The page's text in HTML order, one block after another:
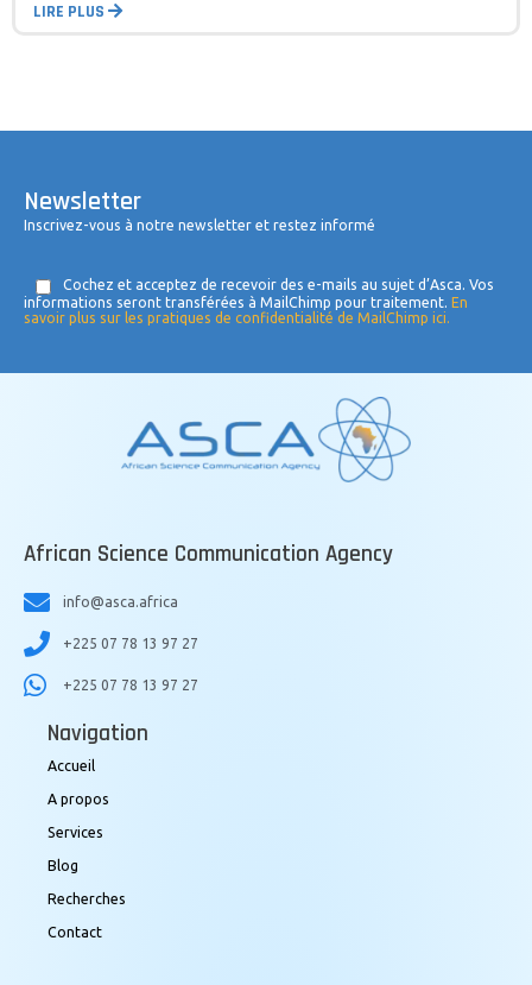
LIRE PLUS
Newsletter
Inscrivez-vous à notre newsletter et restez informé
Cochez et acceptez de recevoir des e-mails au sujet d’Asca. Vos
informations seront transférées à MailChimp pour traitement. En
savoir plus sur les pratiques de confidentialité de MailChimp ici.
African Science Communication Agency
info@asca.africa
+225 07 78 13 97 27
+225 07 78 13 97 27
Navigation
Accueil
A propos
Services
Blog
Recherches
Contact